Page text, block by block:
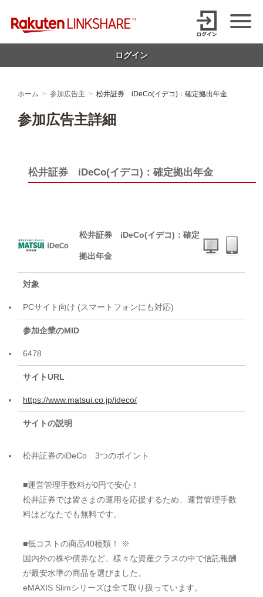
【1円からお支払い可能】アフィリエイトならリンクシェア・ジャパ
ログイン
ホーム 参加広告主 松井証券 iDeCo(イデコ)：確定拠出年金
参加広告主詳細
松井証券 iDeCo(イデコ)：確定拠出年金
松井証券 iDeCo(イデコ)：確定
拠出年金
対象
PCサイト向け (スマートフォンにも対応)
参加企業のMID
6478
サイトURL
https://www.matsui.co.jp/ideco/
サイトの説明
松井証券のiDeCo 3つのポイント
■運営管理手数料が0円で安心！
松井証券では皆さまの運用を応援するため、運営管理手数
料はどなたでも無料です。
■低コストの商品40種類！ ※
国内外の株や債券など、様々な資産クラスの中で信託報酬
が最安水準の商品を選びました。
eMAXIS Slimシリーズは全て取り扱っています。